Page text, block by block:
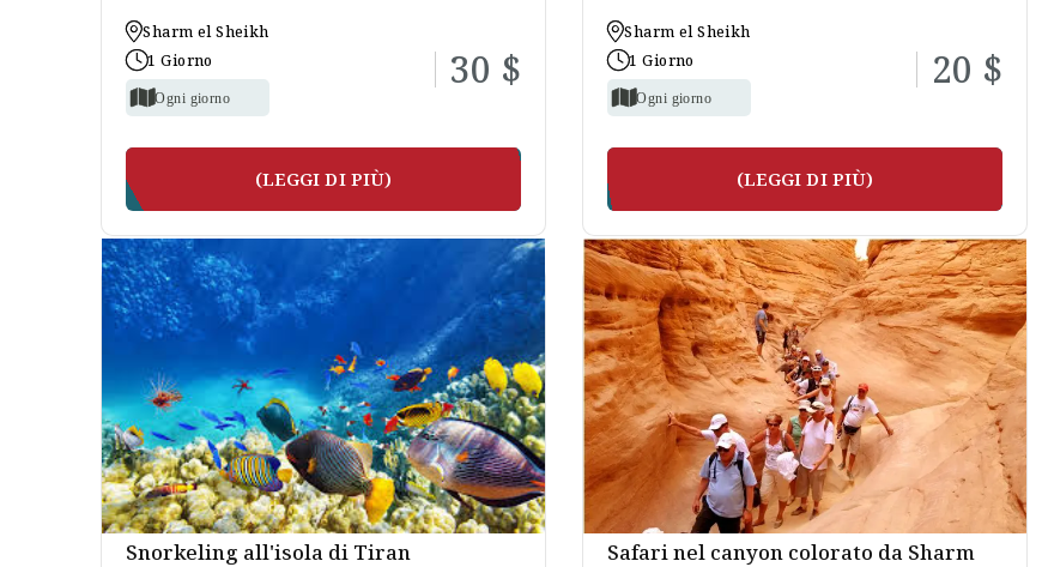
Sharm el Sheikh
1 Giorno
Ogni giorno
30 $
(LEGGI DI PIÙ)
Sharm el Sheikh
1 Giorno
Ogni giorno
20 $
(LEGGI DI PIÙ)
Snorkeling all'isola di Tiran
Safari nel canyon colorato da Sharm